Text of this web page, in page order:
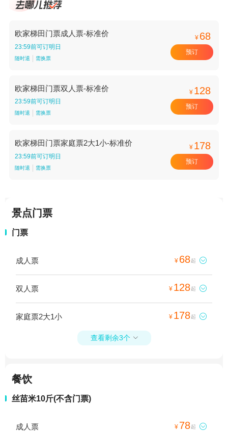
欧家梯田门票成人票-标准价
23:59前可订明日
随时退 需换票
¥ 68
预订
欧家梯田门票双人票-标准价
23:59前可订明日
随时退 需换票
¥ 128
预订
欧家梯田门票家庭票2大1小-标准价
23:59前可订明日
随时退 需换票
¥ 178
预订
景点门票
门票
成人票 ¥ 68起 
双人票 ¥ 128起 
家庭票2大1小 ¥ 178起 
查看剩余3个 
餐饮
丝苗米10斤(不含门票)
成人票 ¥ 78起 